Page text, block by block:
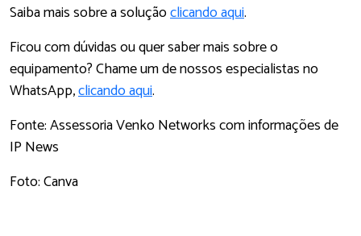
Saiba mais sobre a soluçãoclicando aqui.
Ficou com dúvidas ou quer saber mais sobre o
equipamento? Chame um de nossos especialistas no
WhatsApp,clicando aqui.
Fonte: Assessoria Venko Networks com informações de
IP News
Foto: Canva